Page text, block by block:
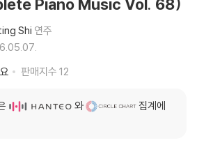
Piano Music Vol. 68)
Shi 연주
판매지수 12
와
집계에